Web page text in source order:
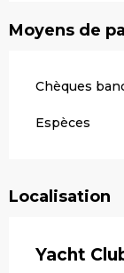
Moyens de
Chèques
Espèces
Localisation
Yacht